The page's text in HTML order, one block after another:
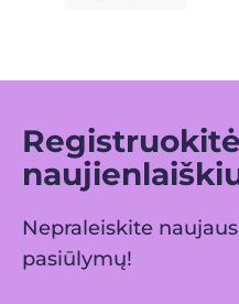
Nepraleiskite
pasiūlymų!